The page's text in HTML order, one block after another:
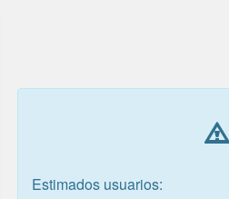
Estimados usuarios: